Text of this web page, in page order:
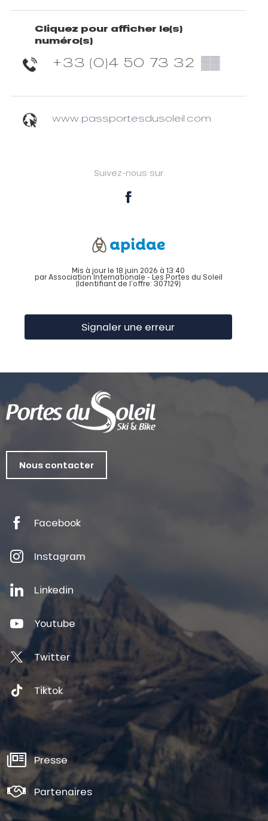
Cliquez pour afficher le(s)
numéro(s)
+33 (0)4 50 73 32 ▒▒
www.passportesdusoleil.com
Suivez-nous sur
Mis à jour le 18 juin 2026 à 13:40
par Association Internationale - Les Portes du Soleil
(Identifiant de l'offre: 307129)
Signaler une erreur
Nous contacter
Facebook
Instagram
Linkedin
Youtube
Twitter
Tiktok
Presse
Partenaires